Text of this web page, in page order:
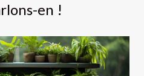
en !